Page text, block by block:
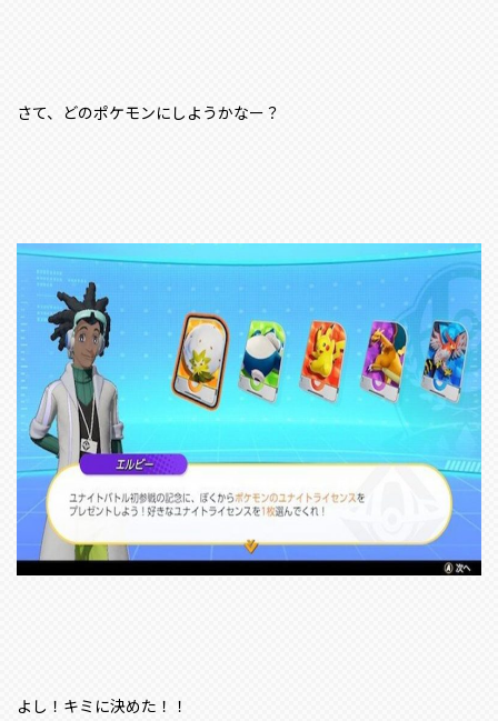
さて、どのポケモンにしようかなー？
よし！キミに決めた！！